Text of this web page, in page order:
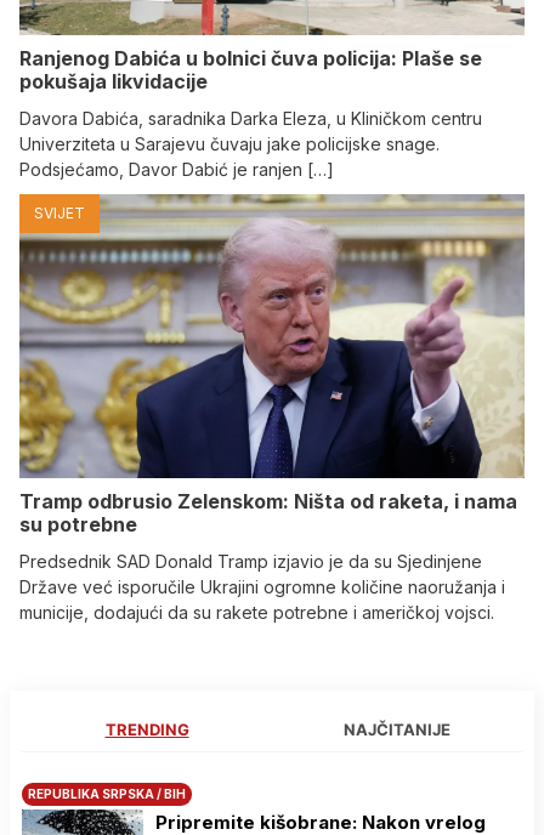
Ranjenog Dabića u bolnici čuva policija: Plaše se
pokušaja likvidacije
Davora Dabića, saradnika Darka Eleza, u Kliničkom centru
Univerziteta u Sarajevu čuvaju jake policijske snage.
Podsjećamo, Davor Dabić je ranjen […]
SVIJET
Tramp odbrusio Zelenskom: Ništa od raketa, i nama
su potrebne
Predsednik SAD Donald Tramp izjavio je da su Sjedinjene
Države već isporučile Ukrajini ogromne količine naoružanja i
municije, dodajući da su rakete potrebne i američkoj vojsci.
TRENDING NAJČITANIJE
REPUBLIKA SRPSKA / BIH
Pripremite kišobrane: Nakon vrelog